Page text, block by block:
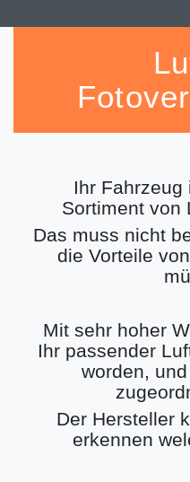
Ihr
Sortiment von
Das muss nicht
die Vorteile
Mit sehr hoher
Ihr passender
worden,
Der Hersteller
erkennen